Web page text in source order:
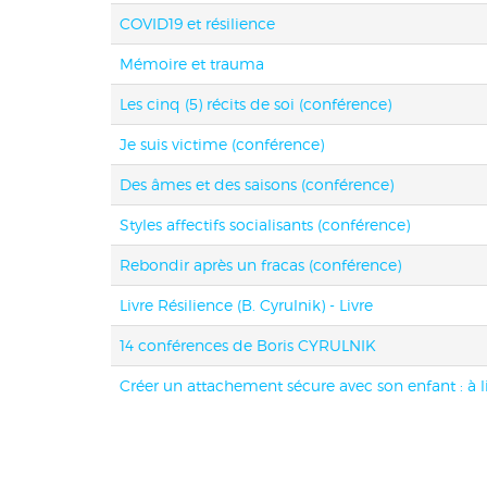
COVID19 et résilience
Mémoire et trauma
Les cinq (5) récits de soi (conférence)
Je suis victime (conférence)
Des âmes et des saisons (conférence)
Styles affectifs socialisants (conférence)
Rebondir après un fracas (conférence)
Livre Résilience (B. Cyrulnik) - Livre
14 conférences de Boris CYRULNIK
Créer un attachement sécure avec son enfant : à